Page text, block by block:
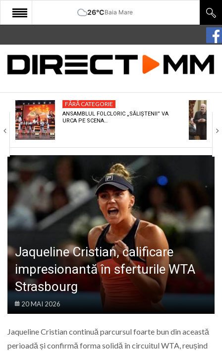
26°CBaia Mare
START
COMUNITATE
CULTURA
ECONOMIE
SANATATE
SPORT
SPECIAL
POLITIC
LIFE
FĂRĂ CATEGORIE
ANSAMBLUL FOLCLORIC „SĂLIȘTENII” VA
URCA PE SCENA…
Jaqueline Cristian, calificare
impresionantă în sferturile WTA
Strasbourg
20 MAI 2026
Jaqueline Cristian continuă parcursul foarte bun din această
perioadă și confirmă forma solidă în circuitul WTA, reușind